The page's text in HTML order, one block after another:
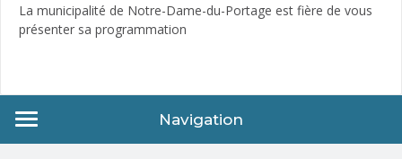
La municipalité de Notre-Dame-du-Portage est fière de vous
présenter sa programmation
Navigation